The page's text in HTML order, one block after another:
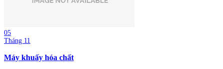
05
Tháng 11
Máy khuấy hóa chất